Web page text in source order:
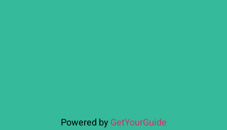
Powered by GetYourGuide